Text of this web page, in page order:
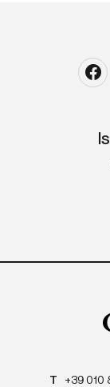
T +39 010